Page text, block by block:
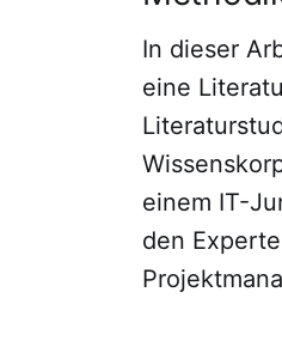
In dieser
eine
einem IT-
den